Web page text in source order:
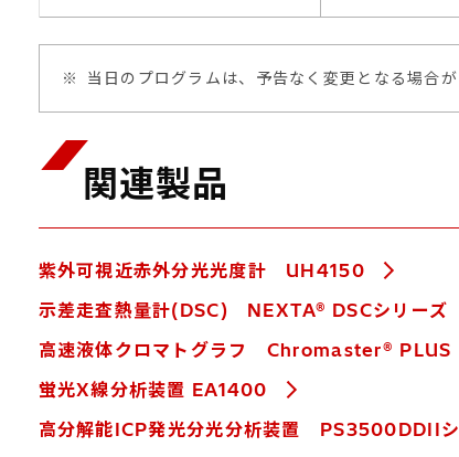
※ 当日のプログラムは、予告なく変更となる場合
関連製品
紫外可視近赤外分光光度計 UH4150
示差走査熱量計(DSC) NEXTA® DSCシリーズ
高速液体クロマトグラフ Chromaster® PLUS
蛍光X線分析装置 EA1400
高分解能ICP発光分光分析装置 PS3500DDII